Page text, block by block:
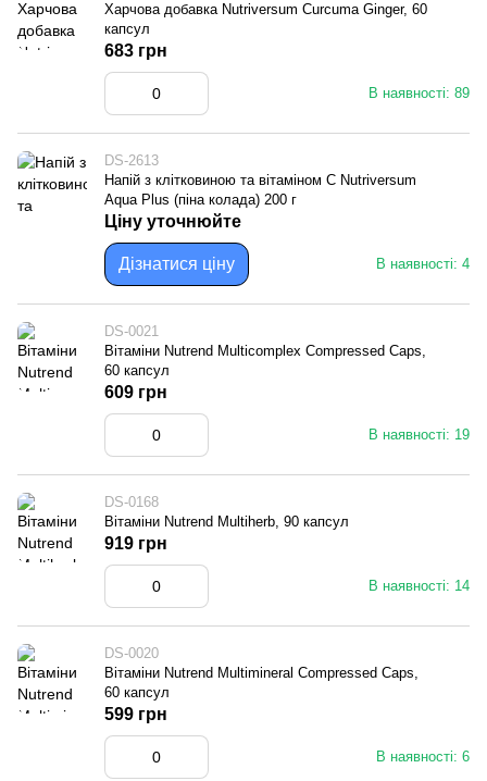
Харчова добавка Nutriversum Curcuma Ginger, 60
капсул
В наявності: 89
683 грн
DS-2613
Напій з клітковиною та вітаміном С Nutriversum
Aqua Plus (піна колада) 200 г
В наявності: 4
Ціну уточнюйте
Дізнатися ціну
DS-0021
Вітаміни Nutrend Multicomplex Compressed Caps,
60 капсул
В наявності: 19
609 грн
DS-0168
Вітаміни Nutrend Multiherb, 90 капсул
В наявності: 14
919 грн
DS-0020
Вітаміни Nutrend Multimineral Compressed Caps,
60 капсул
В наявності: 6
599 грн